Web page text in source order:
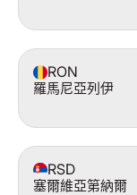
RON
羅馬尼亞列伊
RSD
塞爾維亞第納爾